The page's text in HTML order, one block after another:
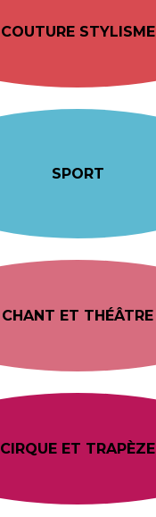
COUTURE STYLISME
SPORT
CHANT ET THÉÂTRE
CIRQUE ET TRAPÈZE